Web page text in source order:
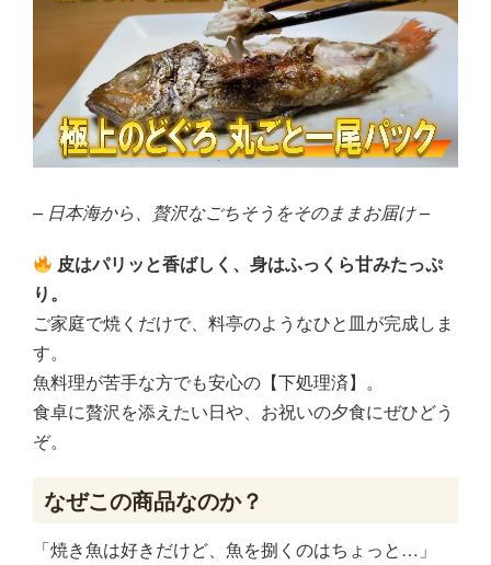
– 日本海から、贅沢なごちそうをそのままお届け –
皮はパリッと香ばしく、身はふっくら甘みたっぷ
り。
ご家庭で焼くだけで、料亭のようなひと皿が完成しま
す。
魚料理が苦手な方でも安心の【下処理済】。
食卓に贅沢を添えたい日や、お祝いの夕食にぜひどう
ぞ。
なぜこの商品なのか？
「焼き魚は好きだけど、魚を捌くのはちょっと…」